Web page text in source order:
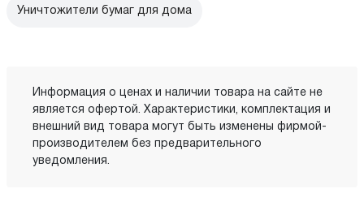
Уничтожители бумаг для дома
Информация о ценах и наличии товара на сайте не
является офертой. Характеристики, комплектация и
внешний вид товара могут быть изменены фирмой-
производителем без предварительного
уведомления.